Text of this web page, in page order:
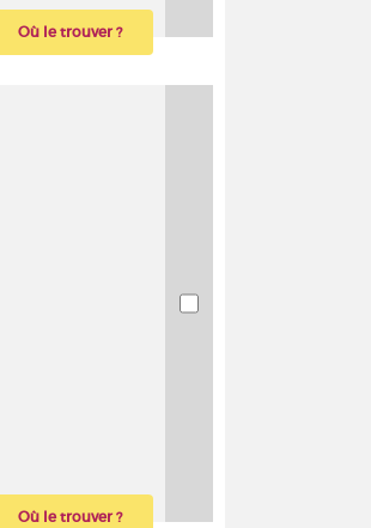
Où le trouver ?
Où le trouver ?